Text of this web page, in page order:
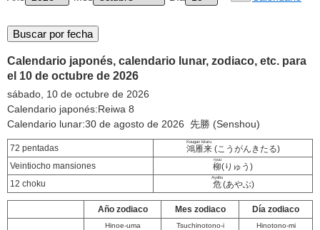
Calendario japonés, calendario lunar, zodiaco, etc. para
el 10 de octubre de 2026
sábado, 10 de octubre de 2026
Calendario japonés:Reiwa 8
Calendario lunar:30 de agosto de 2026 先勝 (Senshou)
72 pentadas 鴻雁来
Kougan kitaru
(こうがんきたる)
Veintiocho mansiones
柳
ryuu
(りゅう)
12 choku
危
Ayabu
(あやぶ)
Año zodiaco Mes zodiaco Día zodiaco
Hinoe-uma
Tsuchinotono-i
Hinotono-mi